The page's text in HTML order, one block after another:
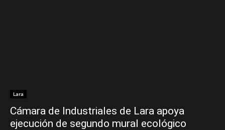
Lara
Cámara de Industriales de Lara apoya
ejecución de segundo mural ecológico